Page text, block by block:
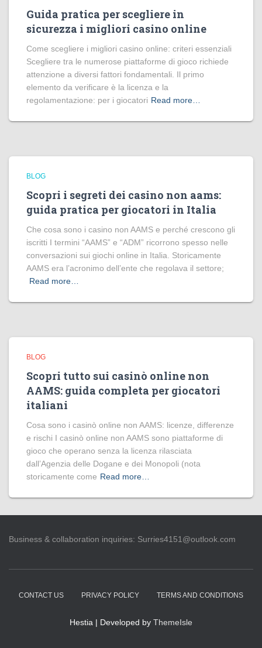
Guida pratica per scegliere in
sicurezza i migliori casino online
Come scegliere i migliori casino online: criteri essenziali
Scegliere tra le numerose piattaforme di gioco richiede
attenzione a diversi fattori fondamentali. Il primo
elemento da verificare è la licenza e la
regolamentazione: per i giocatori Read more…
BLOG
Scopri i segreti dei casino non aams:
guida pratica per giocatori in Italia
Che cosa sono i casino non AAMS e perché crescono gli
iscritti I termini “AAMS” e “ADM” ricorrono spesso nelle
conversazioni sui giochi online in Italia. Storicamente
AAMS era l’acronimo dell’ente che regolava il settore;
Read more…
BLOG
Scopri tutto sui casinò online non
AAMS: guida completa per giocatori
italiani
Cosa sono i casinò online non AAMS: licenze, differenze
e rischi I casinò online non AAMS sono piattaforme di
gioco che operano senza la licenza rilasciata
dall’Agenzia delle Dogane e dei Monopoli (nota
storicamente come Read more…
Business & collaboration inquiries: Surries4151@outlook.com
CONTACT US PRIVACY POLICY TERMS AND CONDITIONS
Hestia | Developed by ThemeIsle